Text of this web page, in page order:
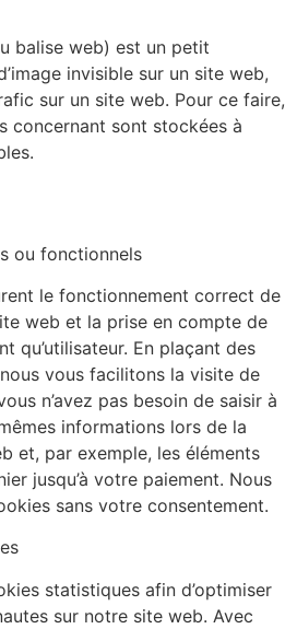
balise web) est un petit
invisible sur un site web,
sur un site web. Pour ce faire,
concernant sont stockées à
ou fonctionnels
le fonctionnement correct de
web et la prise en compte de
qu’utilisateur. En plaçant des
vous facilitons la visite de
n’avez pas besoin de saisir à
informations lors de la
et, par exemple, les éléments
jusqu’à votre paiement. Nous
sans votre consentement.
statistiques afin d’optimiser
sur notre site web. Avec